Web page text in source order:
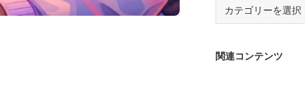
ー
関連コンテンツ